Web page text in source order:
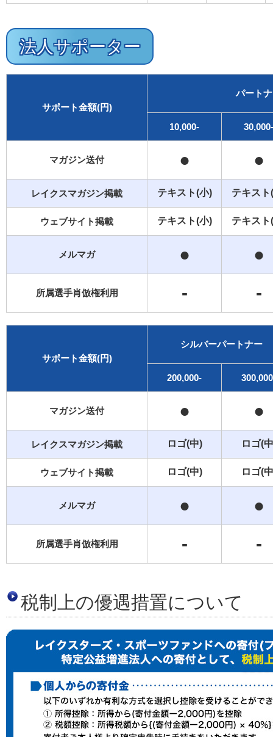
法人サポーター
サポート金額(円)
パート
10,000- 30,000-
マガジン送付 ● ●
レイクスマガジン掲載 テキスト(小) テキスト
ウェブサイト掲載 テキスト(小) テキスト
メルマガ ● ●
所属選手肖倣権利用 - -
サポート金額(円)
シルバーパートナー
200,000-
マガジン送付 ● ●
レイクスマガジン掲載 ロゴ(中) ロゴ(
ウェブサイト掲載 ロゴ(中) ロゴ(
メルマガ ● ●
所属選手肖倣権利用 - -
税制上の優遇措置について